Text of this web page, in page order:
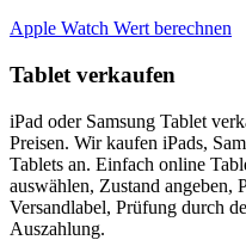
Apple Watch Wert berechnen
Tablet verkaufen
iPad oder Samsung Tablet
Preisen. Wir kaufen iPads,
Tablets an. Einfach online
auswählen, Zustand angeben,
Versandlabel, Prüfung durch
Auszahlung.